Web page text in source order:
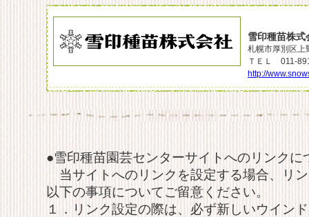
雪印種苗株式
札幌市厚別区上
ＴＥＬ 011-
http://
●雪印種苗園芸センターサイトへのリンクに
当サイトへのリンクを設定する場合、リ
以下の事項についてご留意ください。
１．リンク設定の際は、必ず新しいウイン